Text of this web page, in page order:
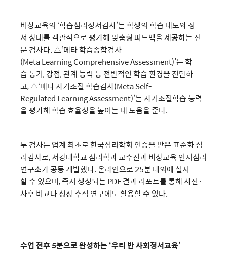
비상교육의 ‘학습심리정서검사’는 학생의 학습 태도와 정
서 상태를 객관적으로 평가해 맞춤형 피드백을 제공하는 전
문 검사다. △‘메타 학습종합검사
(Meta Learning Comprehensive Assessment)’는 학
습 동기, 강점, 관계 능력 등 전반적인 학습 환경을 진단하
고, △‘메타 자기조절 학습검사(Meta Self-
Regulated Learning Assessment)’는 자기조절학습 능력
을 평가해 학습 효율성을 높이는 데 도움을 준다.
두 검사는 업계 최초로 한국심리학회 인증을 받은 표준화 심
리검사로, 서강대학교 심리학과 교수진과 비상교육 인지심리
연구소가 공동 개발했다. 온라인으로 25분 내외에 실시
할 수 있으며, 즉시 생성되는 PDF 결과 리포트를 통해 사전·
사후 비교나 성장 추적 연구에도 활용할 수 있다.
수업 전후 5분으로 완성하는 ‘우리 반 사회정서교육’